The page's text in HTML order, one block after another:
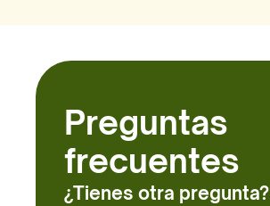
Preguntas
frecuentes
¿Tienes otra pregunta?